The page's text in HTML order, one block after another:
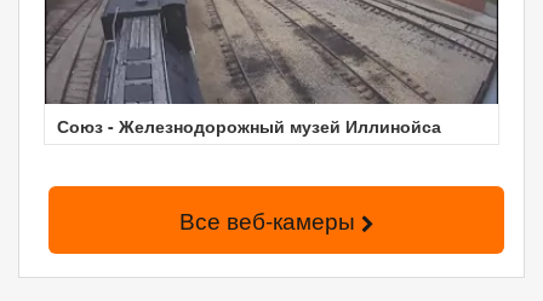
Союз - Железнодорожный музей Иллинойса
Все веб-камеры